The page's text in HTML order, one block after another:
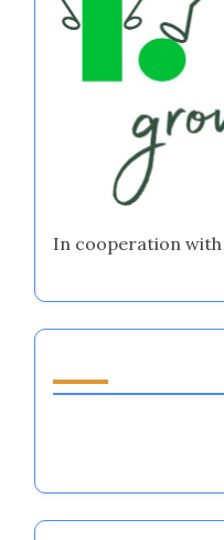
In cooperation with